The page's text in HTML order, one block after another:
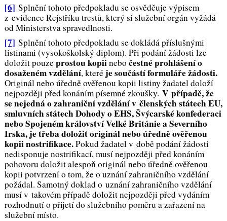
[6] Splnění tohoto předpokladu se osvědčuje výpisem
z evidence Rejstříku trestů, který si služební orgán vyžádá
od Ministerstva spravedlnosti.
[7] Splnění tohoto předpokladu se dokládá příslušnými
listinami (vysokoškolský diplom). Při podání žádosti lze
doložit pouzeprostou kopiinebo čestné prohlášení o
dosaženém vzdělání, které je součástí formuláře žádosti.
Originál nebo úředně ověřenou kopii listiny žadatel doloží
nejpozději před konánímpísemné zkoušky. V případě, že
se nejedná ozahraniční vzdělánív členských státech EU,
smluvních státech Dohody o EHS, Švýcarské konfederaci
nebo Spojeném království Velké Británie a Severního
Irska,je třeba doložit originál nebo úředně ověřenou
kopii nostrifikace.Pokud žadatel v době podání žádosti
nedisponuje nostrifikací, musí nejpozději před konáním
pohovoru doložit alespoň originál nebo úředně ověřenou
kopii potvrzení o tom, že o uznání zahraničního vzdělání
požádal. Samotný doklad o uznání zahraničního vzdělání
musí v takovém případě doložit nejpozději před vydáním
rozhodnutí o přijetí do služebního poměru a zařazení na
služební místo.